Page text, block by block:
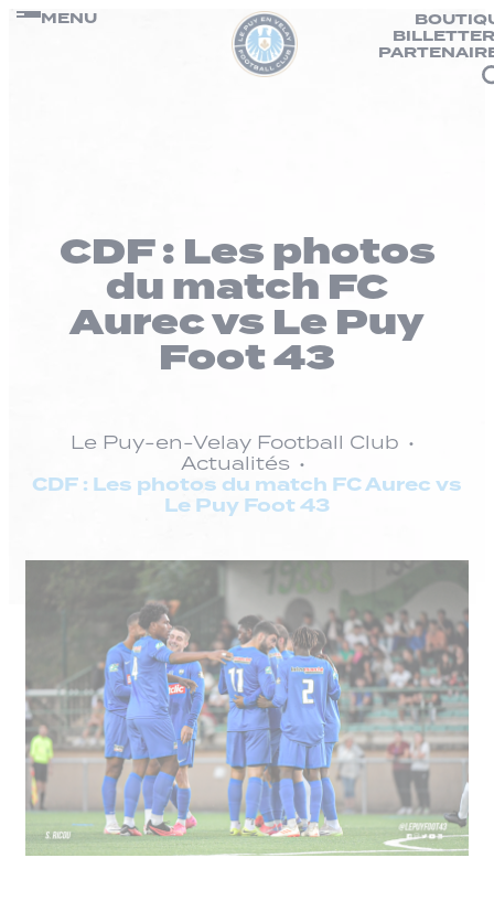
Passer
MENU
CDF : Les photos
du match FC
Aurec vs Le Puy
Foot 43
Le Puy-en-Velay Football Club
Actualités
CDF : Les photos du match FC Aurec vs
Le Puy Foot 43
Panneau de gestion des cookies